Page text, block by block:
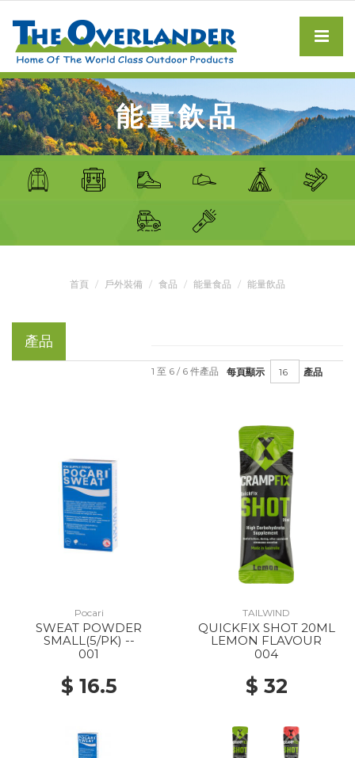
能量飲品
首頁 戶外裝備 食品 能量食品 能量飲品
產品
每頁顯示 產品
1 至 6 / 6 件產品
Pocari
SWEAT POWDER
SMALL(5/PK) --
001
$ 16.5
TAILWIND
QUICKFIX SHOT 20ML
LEMON FLAVOUR
004
$ 32